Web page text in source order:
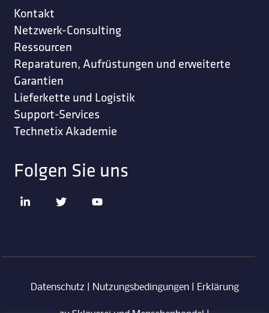
Kontakt
Netzwerk-Consulting
Ressourcen
Reparaturen, Aufrüstungen und erweiterte
Garantien
Lieferkette und Logistik
Support-Services
Technetix Akademie
Folgen Sie uns
Datenschutz Nutzungsbedingungen| Erklärung